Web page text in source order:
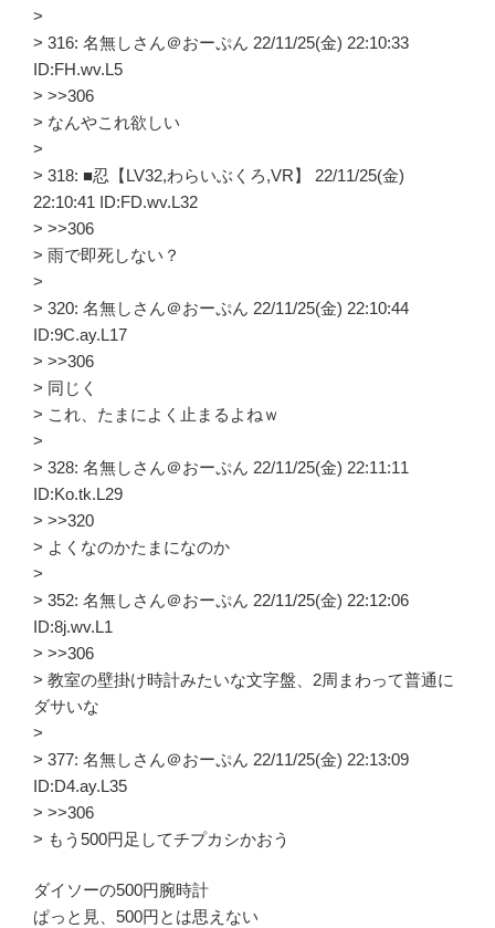
>
> 316: 名無しさん＠おーぷん 22/11/25(金) 22:10:33
ID:FH.wv.L5
> >>306
> なんやこれ欲しい
>
> 318: ■忍【LV32,わらいぶくろ,VR】 22/11/25(金)
22:10:41 ID:FD.wv.L32
> >>306
> 雨で即死しない？
>
> 320: 名無しさん＠おーぷん 22/11/25(金) 22:10:44
ID:9C.ay.L17
> >>306
> 同じく
> これ、たまによく止まるよねｗ
>
> 328: 名無しさん＠おーぷん 22/11/25(金) 22:11:11
ID:Ko.tk.L29
> >>320
> よくなのかたまになのか
>
> 352: 名無しさん＠おーぷん 22/11/25(金) 22:12:06
ID:8j.wv.L1
> >>306
> 教室の壁掛け時計みたいな文字盤、2周まわって普通に
ダサいな
>
> 377: 名無しさん＠おーぷん 22/11/25(金) 22:13:09
ID:D4.ay.L35
> >>306
> もう500円足してチプカシかおう
ダイソーの500円腕時計
ぱっと見、500円とは思えない